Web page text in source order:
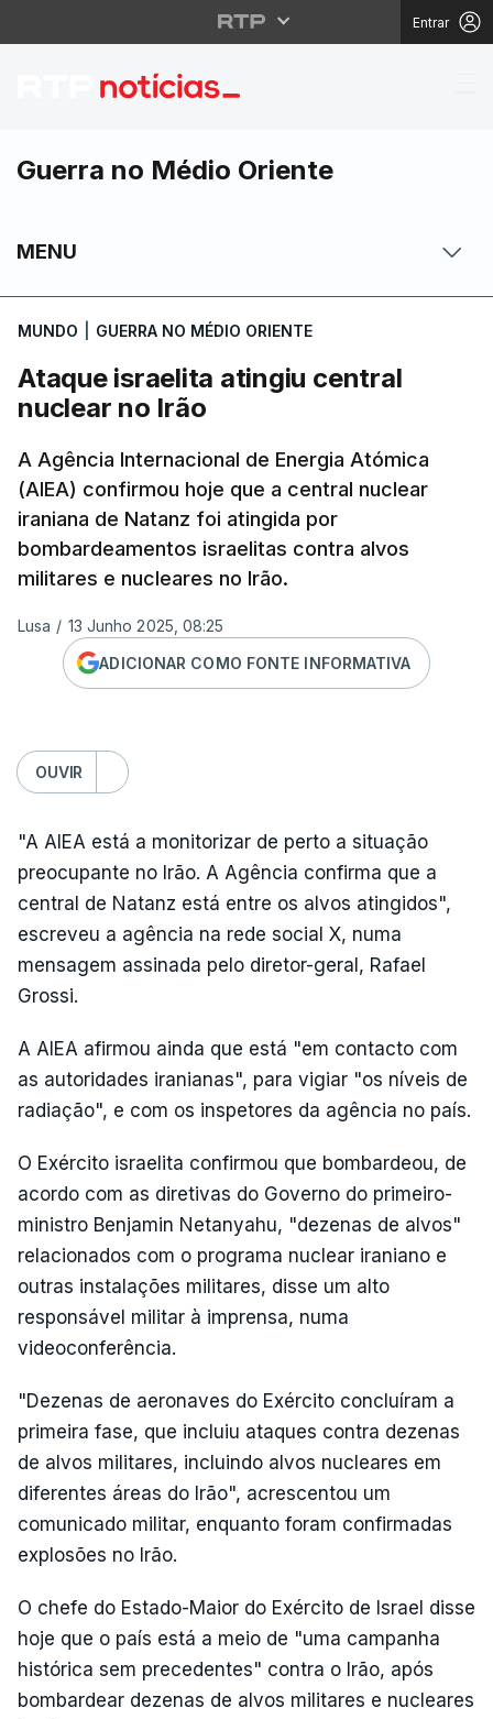
Entrar
Ataque israelita
Guerra no Médio Oriente
MENU
MUNDO GUERRA NO MÉDIO ORIENTE
Ataque israelita atingiu central
nuclear no Irão
A Agência Internacional de Energia Atómica
(AIEA) confirmou hoje que a central nuclear
iraniana de Natanz foi atingida por
bombardeamentos israelitas contra alvos
militares e nucleares no Irão.
Lusa / 13 Junho 2025, 08:25
ADICIONAR COMO FONTE INFORMATIVA
OUVIR
"A AIEA está a monitorizar de perto a situação
preocupante no Irão. A Agência confirma que a
central de Natanz está entre os alvos atingidos",
escreveu a agência na rede social X, numa
mensagem assinada pelo diretor-geral, Rafael
Grossi.
A AIEA afirmou ainda que está "em contacto com
as autoridades iranianas", para vigiar "os níveis de
radiação", e com os inspetores da agência no país.
O Exército israelita confirmou que bombardeou, de
acordo com as diretivas do Governo do primeiro-
ministro Benjamin Netanyahu, "dezenas de alvos"
relacionados com o programa nuclear iraniano e
outras instalações militares, disse um alto
responsável militar à imprensa, numa
videoconferência.
"Dezenas de aeronaves do Exército concluíram a
primeira fase, que incluiu ataques contra dezenas
de alvos militares, incluindo alvos nucleares em
diferentes áreas do Irão", acrescentou um
comunicado militar, enquanto foram confirmadas
explosões no Irão.
O chefe do Estado-Maior do Exército de Israel disse
hoje que o país está a meio de "uma campanha
histórica sem precedentes" contra o Irão, após
bombardear dezenas de alvos militares e nucleares